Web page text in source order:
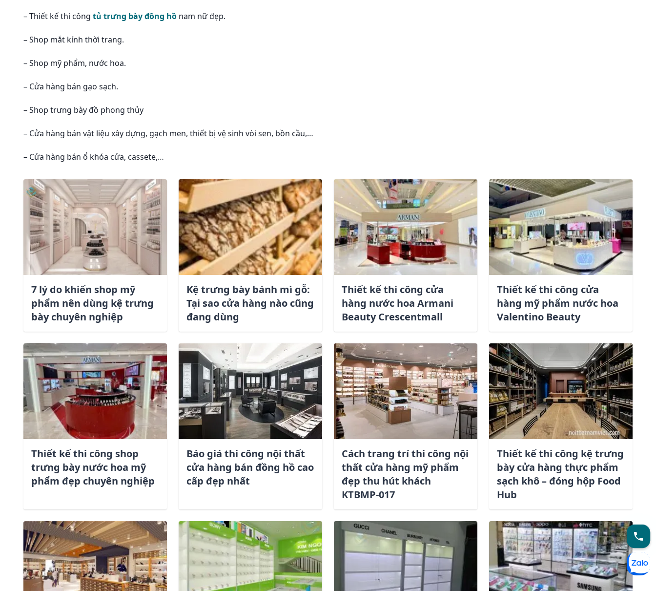
– Thiết kế thi công tủ trưng bày đồng hồ nam nữ đẹp.
– Shop mắt kính thời trang.
– Shop mỹ phẩm, nước hoa.
– Cửa hàng bán gạo sạch.
– Shop trưng bày đồ phong thủy
– Cửa hàng bán vật liệu xây dựng, gạch men, thiết bị vệ sinh vòi sen, bồn cầu,…
– Cửa hàng bán ổ khóa cửa, cassete,…
7 lý do khiến shop mỹ
phẩm nên dùng kệ trưng
bày chuyên nghiệp
Kệ trưng bày bánh mì gỗ:
Tại sao cửa hàng nào cũng
đang dùng
Thiết kế thi công cửa
hàng nước hoa Armani
Beauty Crescentmall
Thiết kế thi công cửa
hàng mỹ phẩm nước hoa
Valentino Beauty
Thiết kế thi công shop
trưng bày nước hoa mỹ
phẩm đẹp chuyên nghiệp
Báo giá thi công nội thất
cửa hàng bán đồng hồ cao
cấp đẹp nhất
Cách trang trí thi công nội
thất cửa hàng mỹ phẩm
đẹp thu hút khách
KTBMP-017
Thiết kế thi công kệ trưng
bày cửa hàng thực phẩm
sạch khô – đóng hộp Food
Hub
Liên hệ ngay hôm nay
Chúng tôi sẽ liên hệ ngay khi bạn gửi thông tin
Số điện thoại * Dịch vụ quan tâm *